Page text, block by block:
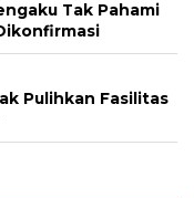
Tak Pahami
Pulihkan Fasilitas